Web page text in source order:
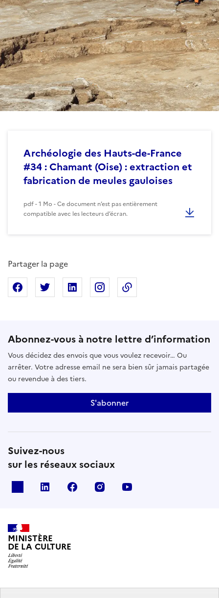
Archéologie des Hauts-de-France
#34 : Chamant (Oise) : extraction et
fabrication de meules gauloises
pdf - 1 Mo - Ce document n’est pas entièrement
compatible avec les lecteurs d’écran.
Partager la page
Partager sur Facebook
Partager sur XPartager sur Linkedin
Partager sur Instagram
Abonnez-vous à notre lettre d’information
Vous décidez des envois que vous voulez recevoir… Ou
arrêter. Votre adresse email ne sera bien sûr jamais partagée
ou revendue à des tiers.
S'abonner
Suivez-nous
sur les réseaux sociaux
linkedin facebook instagram
MINISTÈRE
DE LA CULTURE